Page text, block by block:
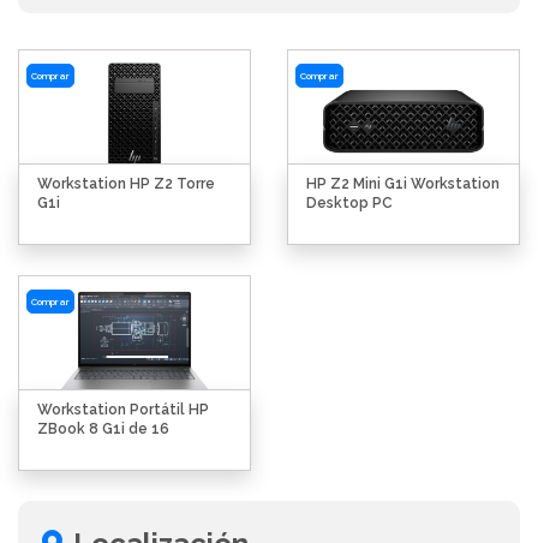
Comprar
Workstation HP Z2 Torre
G1i
Comprar
HP Z2 Mini G1i Workstation
Desktop PC
Comprar
Workstation Portátil HP
ZBook 8 G1i de 16